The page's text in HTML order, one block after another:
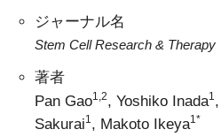
ジャーナル名
Stem Cell Research & Therapy
著者
Pan Gao1,2 , Yoshiko Inada1
Sakurai1 , Makoto Ikeya1*